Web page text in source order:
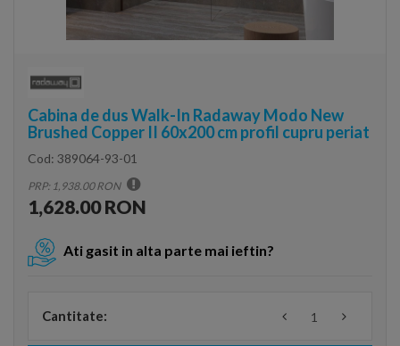
Cabina de dus Walk-In Radaway Modo New
Brushed Copper II 60x200 cm profil cupru periat
Cod: 389064-93-01
PRP: 1,938.00 RON
1,628.00 RON
Ati gasit in alta parte mai ieftin?
Cantitate: